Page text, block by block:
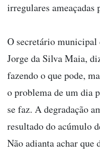
irregulares ameaçadas
O secretário municipal
Jorge da Silva Maia,
fazendo o que pode,
o problema de um dia
se faz. A degradação
resultado do acúmulo
Não adianta achar que